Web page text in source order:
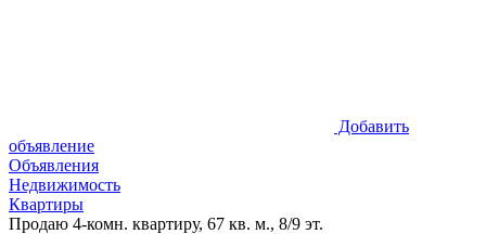
Добавить
объявление
Объявления
Недвижимость
Квартиры
Продаю 4-комн. квартиру, 67 кв. м., 8/9 эт.